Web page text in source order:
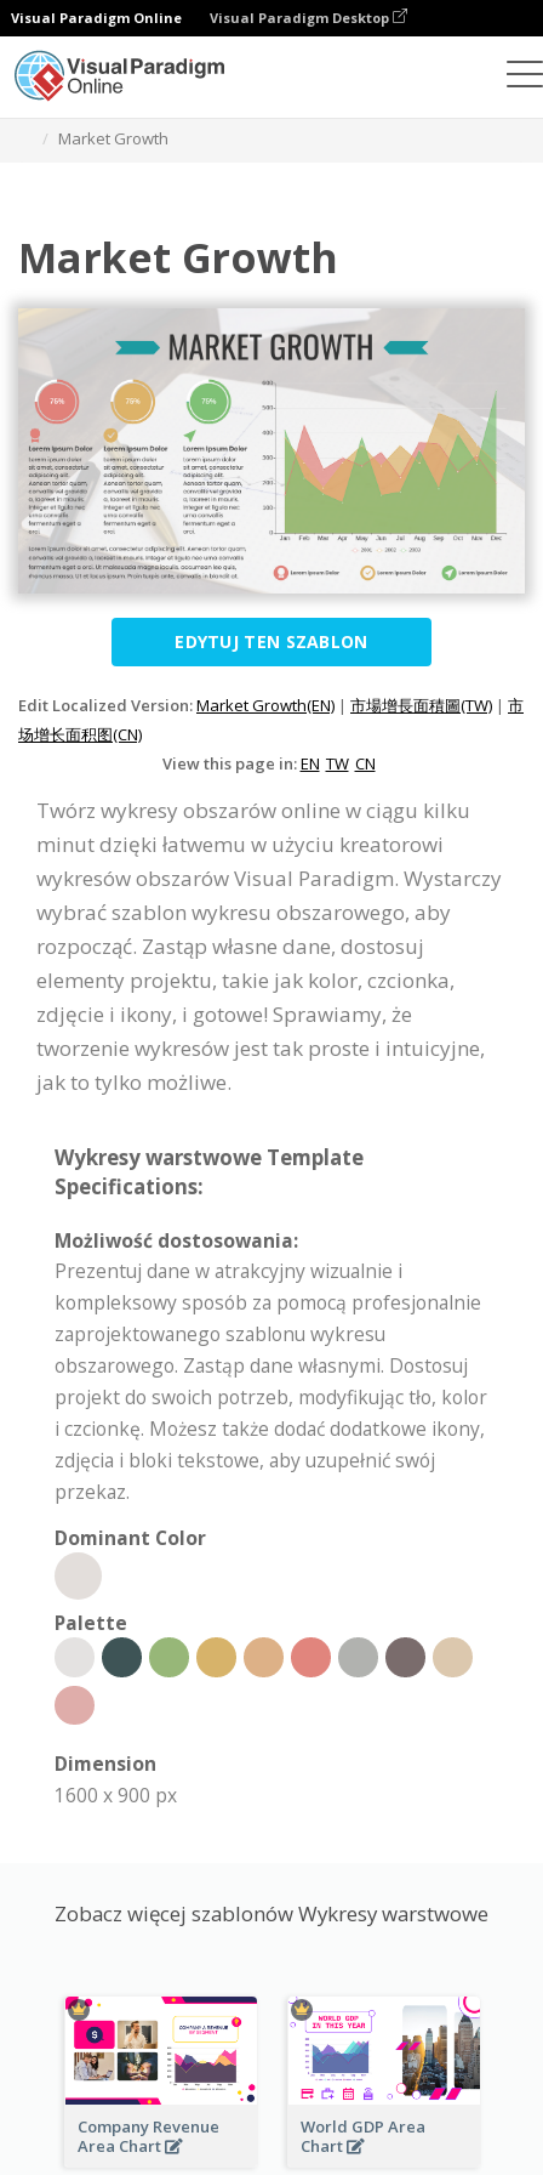
Visual Paradigm Online Visual Paradigm Desktop
Market Growth
Market Growth
EDYTUJ TEN SZABLON
Edit Localized Version:Market Growth(EN) | 市場增長面積圖(TW) | 市
场增长面积图(CN)
View this page in:EN TW CN
Twórz wykresy obszarów online w ciągu kilku
minut dzięki łatwemu w użyciu kreatorowi
wykresów obszarów Visual Paradigm. Wystarczy
wybrać szablon wykresu obszarowego, aby
rozpocząć. Zastąp własne dane, dostosuj
elementy projektu, takie jak kolor, czcionka,
zdjęcie i ikony, i gotowe! Sprawiamy, że
tworzenie wykresów jest tak proste i intuicyjne,
jak to tylko możliwe.
Wykresy warstwowe Template
Specifications:
Możliwość dostosowania:
Prezentuj dane w atrakcyjny wizualnie i
kompleksowy sposób za pomocą profesjonalnie
zaprojektowanego szablonu wykresu
obszarowego. Zastąp dane własnymi. Dostosuj
projekt do swoich potrzeb, modyfikując tło, kolor
i czcionkę. Możesz także dodać dodatkowe ikony,
zdjęcia i bloki tekstowe, aby uzupełnić swój
przekaz.
Dominant Color
Palette
Dimension
1600 x 900 px
Zobacz więcej szablonów Wykresy warstwowe
Company Revenue
Area Chart
World GDP Area
Chart